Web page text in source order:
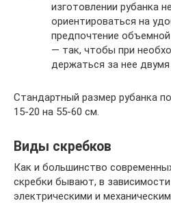
изготовлении рубанка
ориентироваться на
предпочтение
— так, чтобы при
держаться за нее двумя
Стандартный размер рубанка
15-20 на 55-60 см.
Виды скребков
Как и большинство
скребки бывают, в
электрическими и